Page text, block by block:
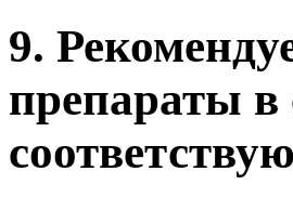
9.
препараты в